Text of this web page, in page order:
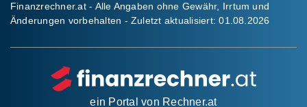
Finanzrechner.at - Alle Angaben ohne Gewähr, Irrtum und
Änderungen vorbehalten - Zuletzt aktualisiert:01.08.2026
ein Portal von Rechner.at